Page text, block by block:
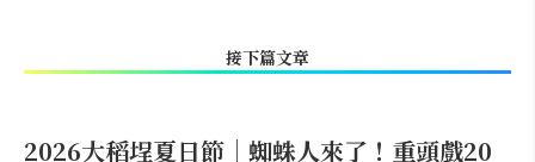
接下篇文章
2026大稻埕夏日節｜蜘蛛人來了！重頭戲20